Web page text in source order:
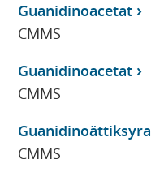
Guanidinoacetat
CMMS
Guanidinoacetat
CMMS
Guanidinoättiksyra
CMMS